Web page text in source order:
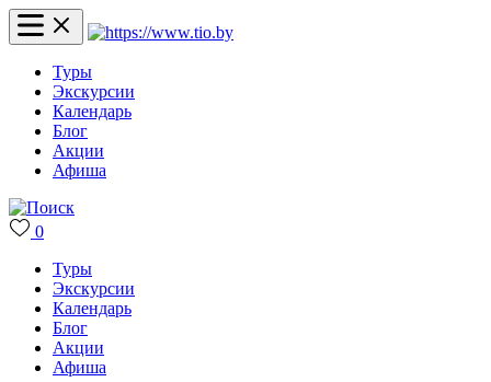
Туры
Экскурсии
Календарь
Блог
Акции
Афиша
0
Туры
Экскурсии
Календарь
Блог
Акции
Афиша